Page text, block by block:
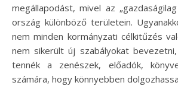
megállapodást, mivel az
ország különböző területein.
nem minden kormányzati célkitűzés
nem sikerült új szabályokat
tennék a zenészek, előadók,
számára, hogy könnyebben